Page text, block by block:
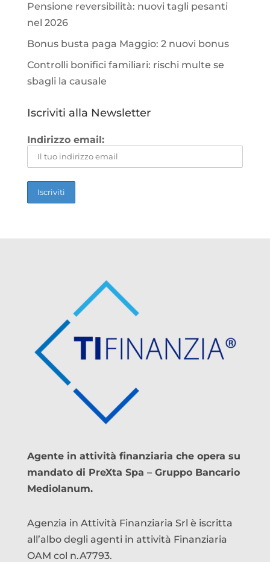
Pensione reversibilità: nuovi tagli pesanti
nel 2026
Bonus busta paga Maggio: 2 nuovi bonus
Controlli bonifici familiari: rischi multe se
sbagli la causale
Iscriviti alla Newsletter
Indirizzo email:
Agente in attività finanziaria che opera su
mandato di PreXta Spa – Gruppo Bancario
Mediolanum.
Agenzia in Attività Finanziaria Srl è iscritta
all’albo degli agenti in attività Finanziaria
OAM col n.A7793.